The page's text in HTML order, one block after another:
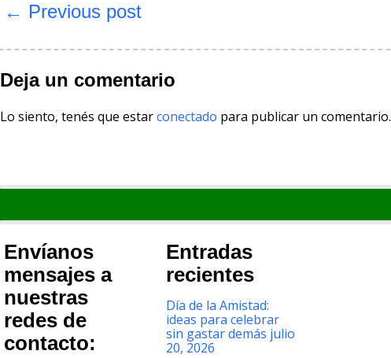
entradas
← Previous post
Deja un comentario
Lo siento, tenés que estarconectado para publicar un comentario.
Envíanos
mensajes a
nuestras
redes de
contacto:
Entradas
recientes
Día de la Amistad:
ideas para celebrar
sin gastar demás julio
20, 2026